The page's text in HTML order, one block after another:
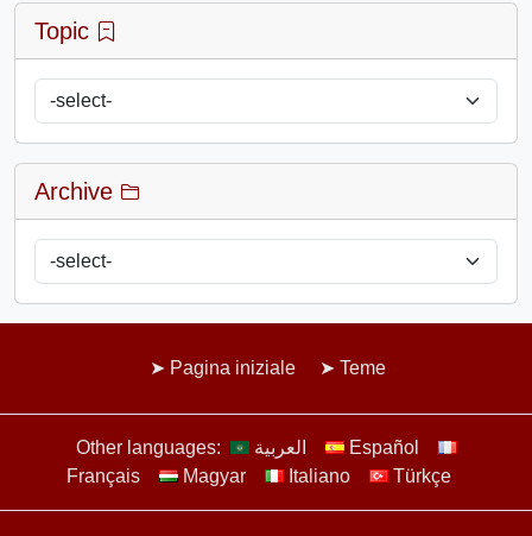
Topic
Archive
Pagina iniziale Teme
Other languages: العربية
Español
Français
Magyar Italiano Türkçe